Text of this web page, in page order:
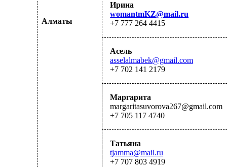
Алматы
Ирина
womantmKZ@mail.ru
+7 777 264 4415
Асель
asselalmabek@gmail.com
+7 702 141 2179
Маргарита
margaritasuvorova267@gmail.com
+7 705 117 4740
Татьяна
tjamma@mail.ru
+7 707 803 4919